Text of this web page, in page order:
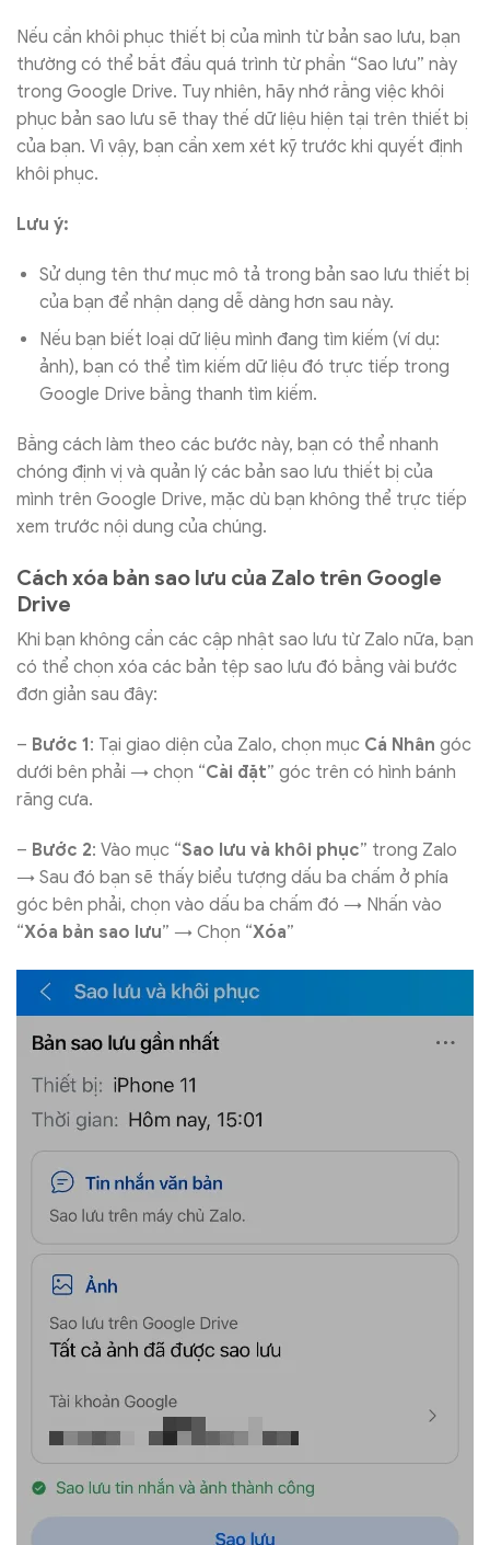
Nếu cần khôi phục thiết bị của mình từ bản sao lưu, bạn
thường có thể bắt đầu quá trình từ phần “Sao lưu” này
trong Google Drive. Tuy nhiên, hãy nhớ rằng việc khôi
phục bản sao lưu sẽ thay thế dữ liệu hiện tại trên thiết bị
của bạn. Vì vậy, bạn cần xem xét kỹ trước khi quyết định
khôi phục.
Lưu ý:
Sử dụng tên thư mục mô tả trong bản sao lưu thiết bị
của bạn để nhận dạng dễ dàng hơn sau này.
Nếu bạn biết loại dữ liệu mình đang tìm kiếm (ví dụ:
ảnh), bạn có thể tìm kiếm dữ liệu đó trực tiếp trong
Google Drive bằng thanh tìm kiếm.
Bằng cách làm theo các bước này, bạn có thể nhanh
chóng định vị và quản lý các bản sao lưu thiết bị của
mình trên Google Drive, mặc dù bạn không thể trực tiếp
xem trước nội dung của chúng.
Cách xóa bản sao lưu của Zalo trên Google
Drive
Khi bạn không cần các cập nhật sao lưu từ Zalo nữa, bạn
có thể chọn xóa các bản tệp sao lưu đó bằng vài bước
đơn giản sau đây:
– Bước 1: Tại giao diện của Zalo, chọn mục Cá Nhân góc
dưới bên phải → chọn “Cài đặt” góc trên có hình bánh
răng cưa.
– Bước 2: Vào mục “Sao lưu và khôi phục” trong Zalo
→ Sau đó bạn sẽ thấy biểu tượng dấu ba chấm ở phía
góc bên phải, chọn vào dấu ba chấm đó → Nhấn vào
“Xóa bản sao lưu” → Chọn “Xóa”